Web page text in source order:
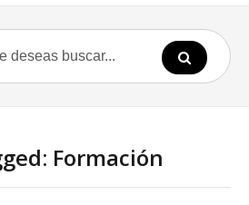
Formación